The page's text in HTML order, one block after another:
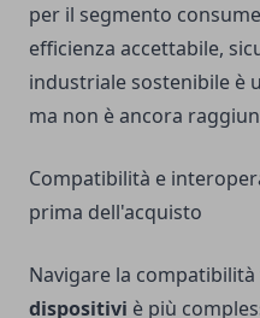
per il segmento
efficienza accettabile,
industriale sostenibile è
ma non è ancora
Compatibilità e
prima dell'acquisto
Navigare la
dispositivi è più